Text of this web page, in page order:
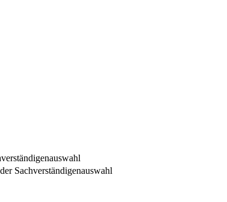
Sachverständigenauswahl